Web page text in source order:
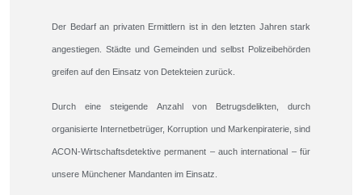
Der Bedarf an privaten Ermittlern ist in den letzten Jahren stark
angestiegen. Städte und Gemeinden und selbst Polizeibehörden
greifen auf den Einsatz von Detekteien zurück.
Durch eine steigende Anzahl von Betrugsdelikten, durch
organisierte Internetbetrüger, Korruption und Markenpiraterie, sind
ACON-Wirtschaftsdetektive permanent – auch international – für
unsere Münchener Mandanten im Einsatz.